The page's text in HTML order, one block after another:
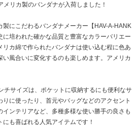
リカ製のバンダナが入荷しました！
にこだわるバンダナメーカー【HAV-A-HANK
に培われた確かな品質と豊富なカラーバリエー
リカ綿で作られたバンダナは使い込む程に色あ
風合いに変化するのも楽しめます。アメリカ
チサイズは、ポケットに収納するにも便利なサ
に使ったり、首元やバッグなどのアクセント
ンテリアなど、多種多様な使い勝手の良さも
も喜ばれる人気アイテムです！